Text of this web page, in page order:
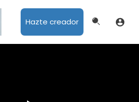
Hazte creador